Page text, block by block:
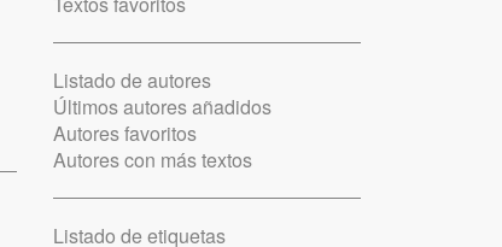
Listado de autores
Últimos autores añadidos
Autores favoritos
Autores con más textos
Listado de etiquetas